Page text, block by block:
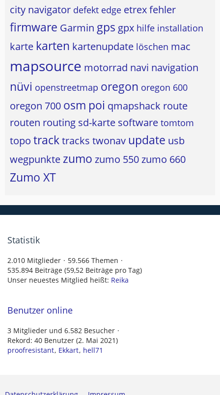
city navigator defekt edge etrexfehler
firmware Garmin gps gpx hilfe installation
karte karten kartenupdate löschen mac
mapsource motorrad navi navigation
nüvi openstreetmap oregon oregon 600
oregon 700 osm poi qmapshack route
routen routing sd-karte software tomtom
topo tracktracks twonav update usb
wegpunkte zumo zumo 550zumo 660
Zumo XT
Statistik
2.010 Mitglieder
59.566 Themen
535.894 Beiträge (59,52 Beiträge pro Tag)
Unser neuestes Mitglied heißt: Reika
Benutzer online
3 Mitglieder und 6.582 Besucher
Rekord: 40 Benutzer (2. Mai 2021)
proofresistant Ekkart hell71